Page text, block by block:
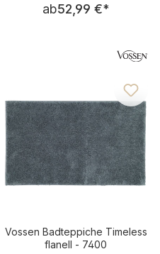
ab52,99 €*
Vossen Badteppiche Timeless
flanell - 7400